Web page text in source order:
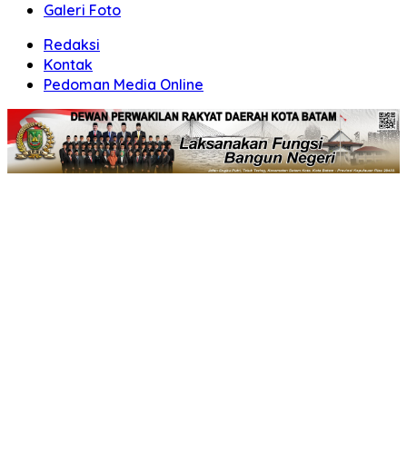
Galeri Foto
Redaksi
Kontak
Pedoman Media Online